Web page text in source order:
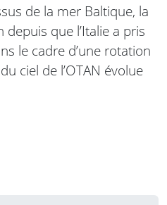
de la mer Baltique, la
que l’Italie a pris
le cadre d’une rotation
ciel de l’OTAN évolue